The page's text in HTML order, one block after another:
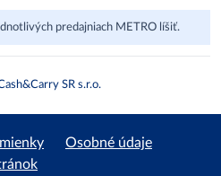
predajniach METRO líšiť.
SR s.r.o.
Osobné údaje